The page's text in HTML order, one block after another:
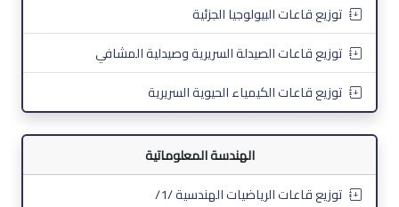
توزيع قاعات البيولوجيا الجزئية
توزيع قاعات الصيدلة السريرية وصيدلية المشافي
توزيع قاعات الكيمياء الحيوية السريرية
الهندسة المعلوماتية
توزيع قاعات الرياضيات الهندسية /1/